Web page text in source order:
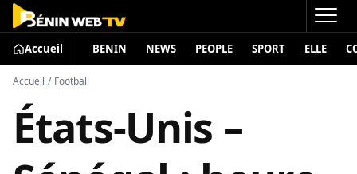
Accueil BENIN NEWS PEOPLE SPORT ELLE
Accueil / Football
États-Unis –